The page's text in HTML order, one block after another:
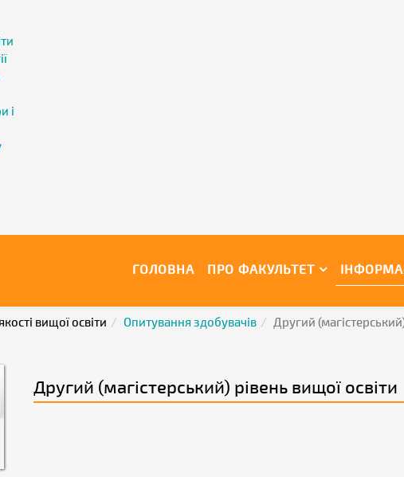
і
ГОЛОВНА ПРО ФАКУЛЬТЕТ
вищої освіти Опитування здобувачів Другий
Другий (магістерський) рівень вищої освіти